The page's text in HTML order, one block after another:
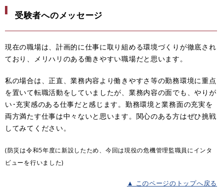
受験者へのメッセージ
現在の職場は、計画的に仕事に取り組める環境づくりが徹底され
ており、メリハリのある働きやすい職場だと思います。
私の場合は、正直、業務内容より働きやすさ等の勤務環境に重点
を置いて転職活動をしていましたが、業務内容の面でも、やりが
い･充実感のある仕事だと感じます。勤務環境と業務面の充実を
両方満たす仕事は中々ないと思います。関心のある方はぜひ挑戦
してみてください。
(防災は令和5年度に新設したため、今回は現役の危機管理監職員にインタ
ビューを行いました)
▲ このページのトップへ戻る